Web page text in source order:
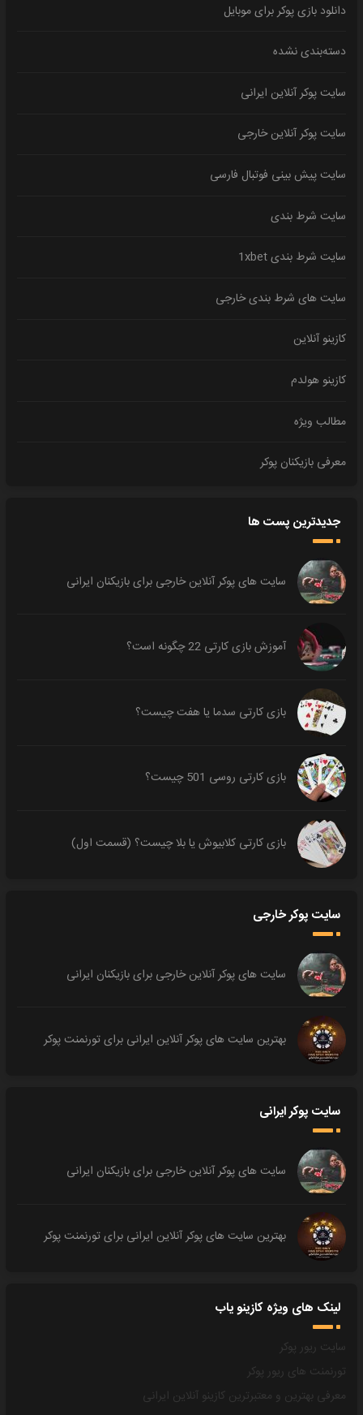
دانلود بازی پوکر برای موبایل
دسته‌بندی نشده
سایت پوکر آنلاین ایرانی
سایت پوکر آنلاین خارجی
سایت پیش بینی فوتبال فارسی
سایت شرط بندی
سایت شرط بندی 1xbet
سایت های شرط بندی خارجی
کازینو آنلاین
کازینو هولدم
مطالب ویژه
معرفی بازیکنان پوکر
جدیدترین پست ها
سایت های پوکر آنلاین خارجی برای بازیکنان ایرانی
آموزش بازی کارتی 22 چگونه است؟
بازی کارتی سدما یا هفت چیست؟
بازی کارتی روسی 501 چیست؟
بازی کارتی کلابیوش یا بلا چیست؟ (قسمت اول)
سایت پوکر خارجی
سایت های پوکر آنلاین خارجی برای بازیکنان ایرانی
بهترین سایت های پوکر آنلاین ایرانی برای تورنمنت پوکر
سایت پوکر ایرانی
سایت های پوکر آنلاین خارجی برای بازیکنان ایرانی
بهترین سایت های پوکر آنلاین ایرانی برای تورنمنت پوکر
لینک های ویژه کازینو یاب
سایت ریور پوکر
تورنمنت های ریور پوکر
معرفی بهترین و معتبرترین کازینو آنلاین ایرانی